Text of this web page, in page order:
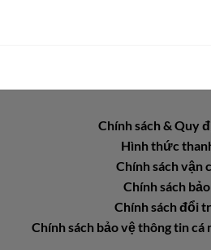
Chính sách & Quy
Hình thức
Chính sách vận
Chính sách
Chính sách đổi
Chính sách bảo vệ thông tin